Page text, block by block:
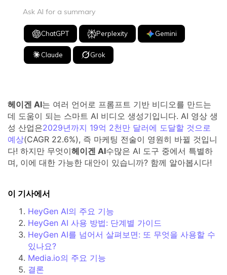
Ask AI for a summary
ChatGPT Perplexity Gemini
Claude Grok
헤이겐 AI는 여러 언어로 프롬프트 기반 비디오를 만드는
데 도움이 되는 스마트 AI 비디오 생성기입니다. AI 영상 생
성 산업은2029년까지 19억 2천만 달러에 도달할 것으로
예상(CAGR 22.6%), 즉 마케팅 전술이 영원히 바뀔 것입니
다! 하지만 무엇이헤이겐 AI수많은 AI 도구 중에서 특별하
며, 이에 대한 가능한 대안이 있습니까? 함께 알아봅시다!
이 기사에서
HeyGen AI의 주요 기능
HeyGen AI 사용 방법: 단계별 가이드
HeyGen AI를 넘어서 살펴보면: 또 무엇을 사용할 수
있나요?
Media.io의 주요 기능
결론